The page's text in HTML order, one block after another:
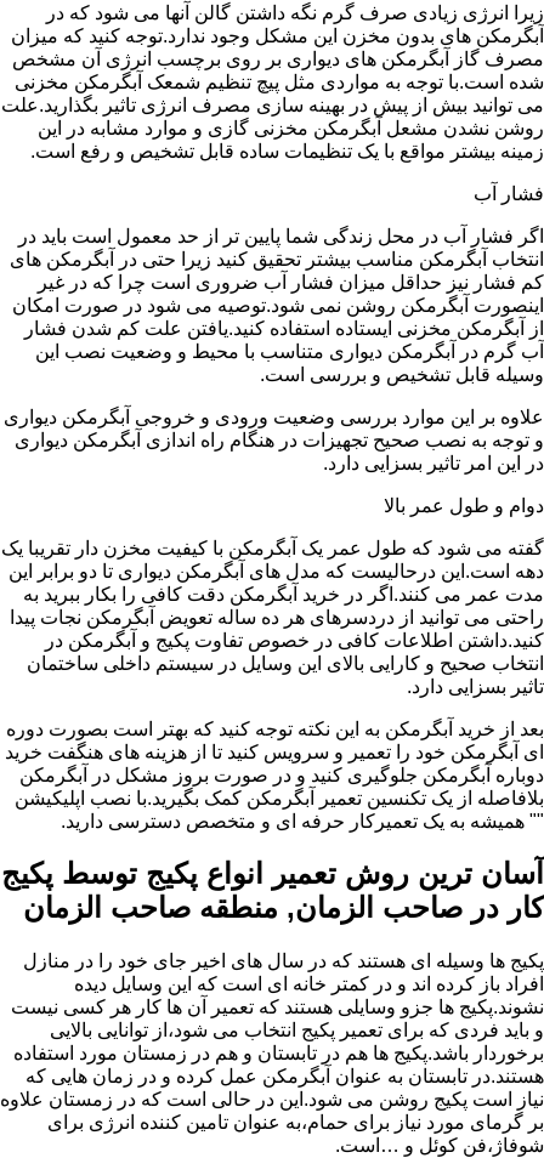
زیرا انرژی زیادی صرف گرم نگه داشتن گالن آنها می شود که در
آبگرمکن های بدون مخزن این مشکل وجود ندارد.توجه کنید که میزان
مصرف گاز آبگرمکن های دیواری بر روی برچسب انرژی آن مشخص
شده است.با توجه به مواردی مثل پیچ تنظیم شمعک آبگرمکن مخزنی
می توانید بیش از پیش در بهینه سازی مصرف انرژی تاثیر بگذارید.علت
روشن نشدن مشعل آبگرمکن مخزنی گازی و موارد مشابه در این
زمینه بیشتر مواقع با یک تنظیمات ساده قابل تشخیص و رفع است.
فشار آب
اگر فشار آب در محل زندگی شما پایین تر از حد معمول است باید در
انتخاب آبگرمکن مناسب بیشتر تحقیق کنید زیرا حتی در آبگرمکن های
کم فشار نیز حداقل میزان فشار آب ضروری است چرا که در غیر
اینصورت آبگرمکن روشن نمی شود.توصیه می شود در صورت امکان
از آبگرمکن مخزنی ایستاده استفاده کنید.یافتن علت کم شدن فشار
آب گرم در آبگرمکن دیواری متناسب با محیط و وضعیت نصب این
وسیله قابل تشخیص و بررسی است.
علاوه بر این موارد بررسی وضعیت ورودی و خروجی آبگرمکن دیواری
و توجه به نصب صحیح تجهیزات در هنگام راه اندازی آبگرمکن دیواری
در این امر تاثیر بسزایی دارد.
دوام و طول عمر بالا
گفته می شود که طول عمر یک آبگرمکن با کیفیت مخزن دار تقریبا یک
دهه است.این درحالیست که مدل های آبگرمکن دیواری تا دو برابر این
مدت عمر می کنند.اگر در خرید آبگرمکن دقت کافی را بکار ببرید به
راحتی می توانید از دردسرهای هر ده ساله تعویض آبگرمکن نجات پیدا
کنید.داشتن اطلاعات کافی در خصوص تفاوت پکیج و آبگرمکن در
انتخاب صحیح و کارایی بالای این وسایل در سیستم داخلی ساختمان
تاثیر بسزایی دارد.
بعد از خرید آبگرمکن به این نکته توجه کنید که بهتر است بصورت دوره
ای آبگرمکن خود را تعمیر و سرویس کنید تا از هزینه های هنگفت خرید
دوباره آبگرمکن جلوگیری کنید و در صورت بروز مشکل در آبگرمکن
بلافاصله از یک تکنسین تعمیر آبگرمکن کمک بگیرید.با نصب اپلیکیشن
"" همیشه به یک تعمیرکار حرفه ای و متخصص دسترسی دارید.
آسان ترین روش تعمیر انواع پکیج توسط پکیج
کار در صاحب الزمان, منطقه صاحب الزمان
پکیج ها وسیله ای هستند که در سال های اخیر جای خود را در منازل
افراد باز کرده اند و در کمتر خانه ای است که این وسایل دیده
نشوند.پکیج ها جزو وسایلی هستند که تعمیر آن ها کار هر کسی نیست
و باید فردی که برای تعمیر پکیج انتخاب می شود،از توانایی بالایی
برخوردار باشد.پکیج ها هم در تابستان و هم در زمستان مورد استفاده
هستند.در تابستان به عنوان آبگرمکن عمل کرده و در زمان هایی که
نیاز است پکیج روشن می شود.این در حالی است که در زمستان علاوه
بر گرمای مورد نیاز برای حمام،به عنوان تامین کننده انرژی برای
شوفاژ،فن کوئل و …است.